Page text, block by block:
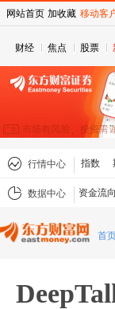
财经 焦点 股票
行情中心 指数
数据中心 资金流向
首
网站首页 加收藏 移动客